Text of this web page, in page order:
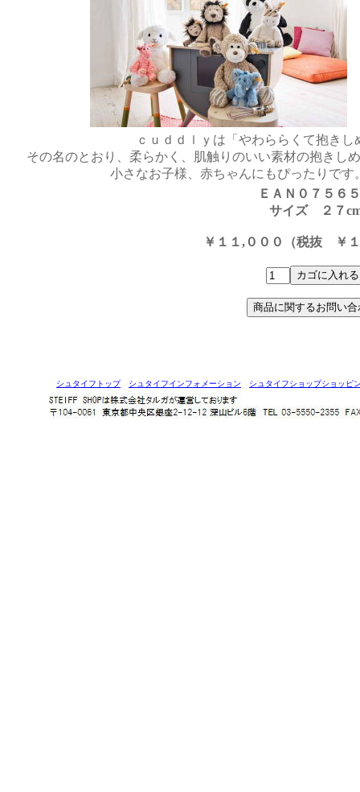
ｃｕｄｄｌｙは「やわららくて抱き
その名のとおり、柔らかく、肌触りのいい素材の抱きし
小さなお子様、赤ちゃんにもぴったりで
ＥＡＮ０７５６
サイズ ２７
￥１１,０００（税抜 ￥
シュタイフトップ シュタイフインフォメーション シュタイフショップショッピ